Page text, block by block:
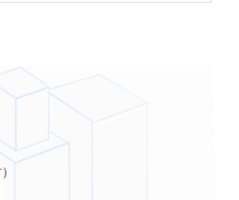
联系。